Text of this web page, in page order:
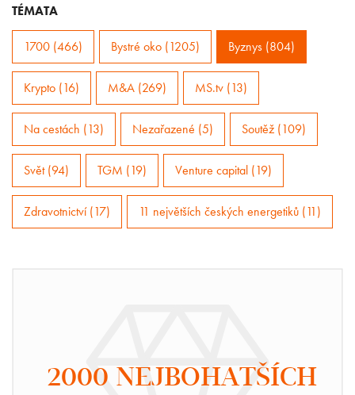
TÉMATA
1700 (466) Bystré oko (1205) Byznys (804)
Krypto (16) M&A (269) MS.tv (13)
Na cestách (13) Nezařazené (5) Soutěž (109)
Svět (94) TGM (19) Venture capital (19)
Zdravotnictví (17) 11 největších českých energetiků (11)
2000 NEJBOHATŠÍCH